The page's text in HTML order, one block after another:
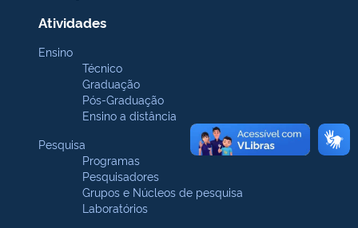
Atividades
Ensino
Técnico
Graduação
Pós-Graduação
Ensino a distância
Pesquisa
Programas
Pesquisadores
Grupos e Núcleos de pesquisa
Laboratórios